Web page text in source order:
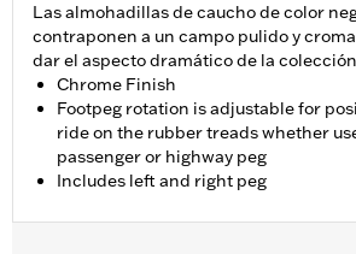
Las almohadillas de caucho de color
contraponen a un campo pulido y
dar el aspecto dramático de la
Chrome Finish
Footpeg rotation is adjustable for
ride on the rubber treads whether
passenger or highway peg
Includes left and right peg